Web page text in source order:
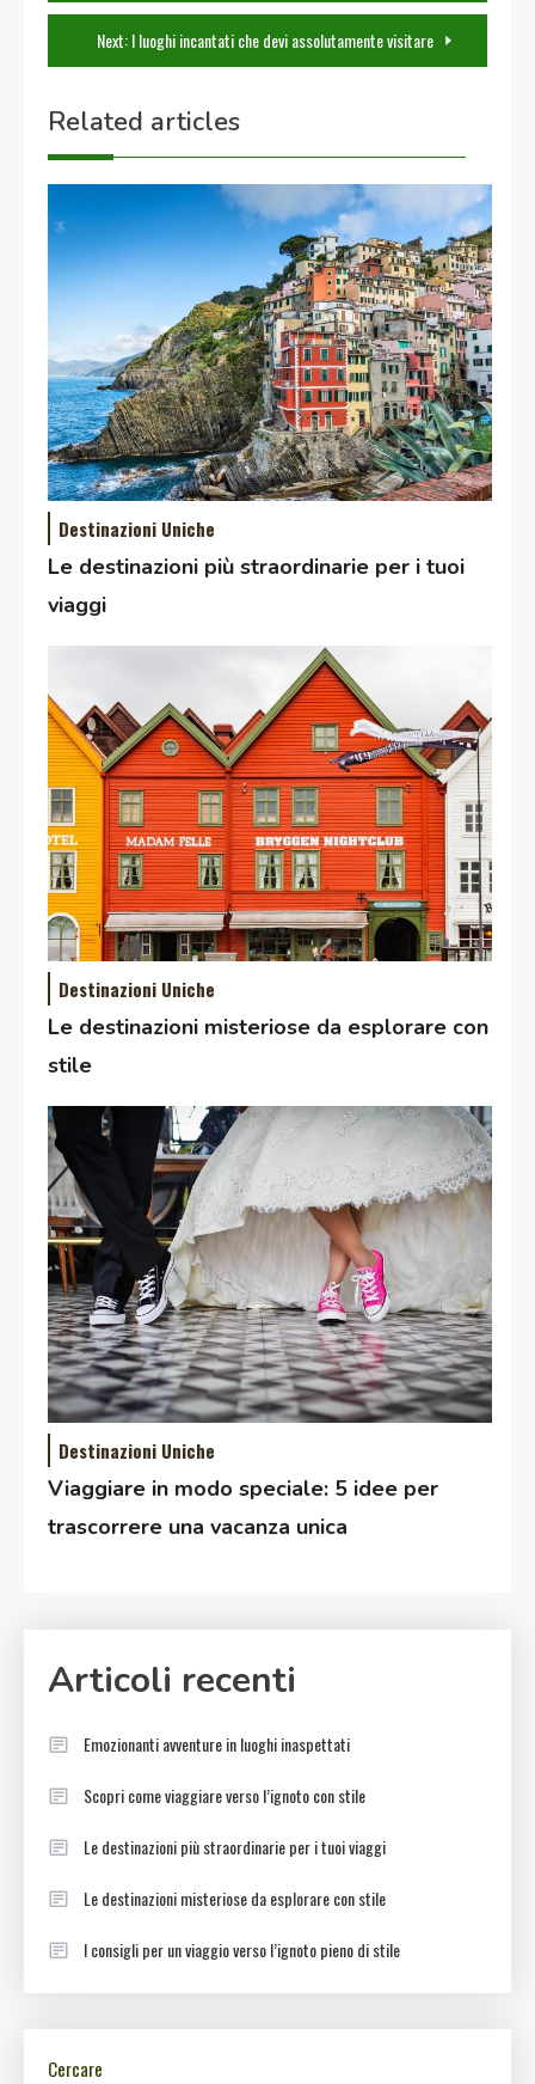
articoli
Next:I luoghi incantati che devi assolutamente visitare
Related articles
Destinazioni Uniche
Le destinazioni più straordinarie per i tuoi
viaggi
Destinazioni Uniche
Le destinazioni misteriose da esplorare con
stile
Destinazioni Uniche
Viaggiare in modo speciale: 5 idee per
trascorrere una vacanza unica
Articoli recenti
Emozionanti avventure in luoghi inaspettati
Scopri come viaggiare verso l’ignoto con stile
Le destinazioni più straordinarie per i tuoi viaggi
Le destinazioni misteriose da esplorare con stile
I consigli per un viaggio verso l’ignoto pieno di stile
Cercare